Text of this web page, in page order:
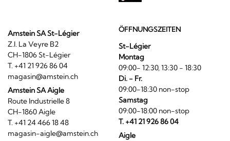
Amstein SA St-Légier
Z.I. La Veyre B2
CH-1806 St-Légier
T. +41 21 926 86 04
magasin@amstein.ch
Amstein SA Aigle
Route Industrielle 8
CH-1860 Aigle
T. +41 24 466 18 48
magasin-aigle@amstein.ch
ÖFFNUNGSZEITEN
St-Légier
Montag
09:00- 12:30, 13:30 - 18:30
Di. - Fr.
09:00-18:30 non-stop
Samstag
09:00-18:00 non-stop
T. +41 21 926 86 04
Aigle